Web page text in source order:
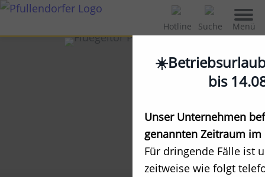
Hotline Suche Menü
bis
Unser Unternehmen
genannten Zeitraum
Für dringende Fälle ist
zeitweise wie folgt